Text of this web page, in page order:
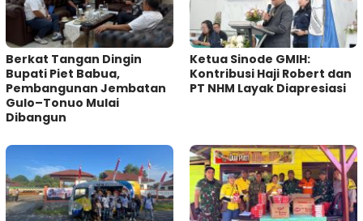
Berkat Tangan Dingin
Bupati Piet Babua,
Pembangunan Jembatan
Gulo–Tonuo Mulai
Dibangun
Ketua Sinode GMIH:
Kontribusi Haji Robert dan
PT NHM Layak Diapresiasi